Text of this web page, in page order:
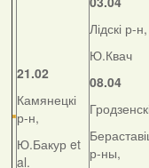
21.02
Камянецкі
р-н,
Ю.Бакур et
al.
Лідскі р-н,
Ю.Квач
08.04
р-ны,